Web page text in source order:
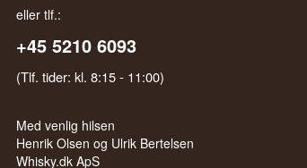
eller tlf.:
+45 5210 6093
(Tlf. tider: kl. 8:15 - 11:00)
Med venlig hilsen
Henrik Olsen og Ulrik Bertelsen
Whisky.dk ApS